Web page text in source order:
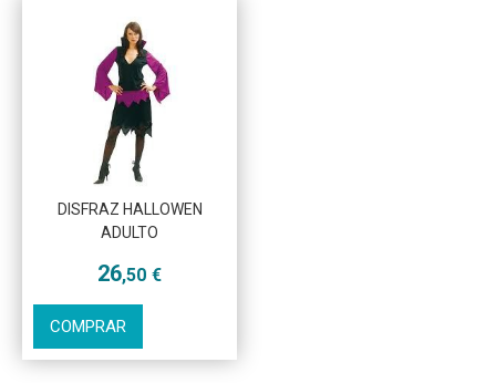
DISFRAZ HALLOWEN
ADULTO
26,50 €
COMPRAR